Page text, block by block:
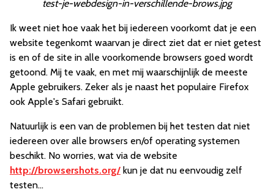
test-je-webdesign-in-verschillende-brows.jpg
Ik weet niet hoe vaak het bij iedereen voorkomt dat je een
website tegenkomt waarvan je direct ziet dat er niet getest
is en of de site in alle voorkomende browsers goed wordt
getoond. Mij te vaak, en met mij waarschijnlijk de meeste
Apple gebruikers. Zeker als je naast het populaire Firefox
ook Apple's Safari gebruikt.
Natuurlijk is een van de problemen bij het testen dat niet
iedereen over alle browsers en/of operating systemen
beschikt. No worries, wat via de website
http://browsershots.org/ kun je dat nu eenvoudig zelf
testen...